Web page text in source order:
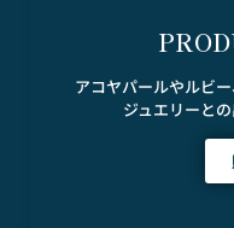
アコヤパールやルビ
ジュエリーと